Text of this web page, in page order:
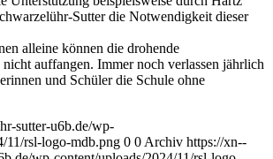
Sutter die Notwendigkeit dieser
alleine können die drohende
auffangen. Immer noch verlassen jährlich
und Schüler die Schule ohne
sutter-u6b.de/wp-
11/rsl-logo-mdb.png 0 0 Archiv https://xn--